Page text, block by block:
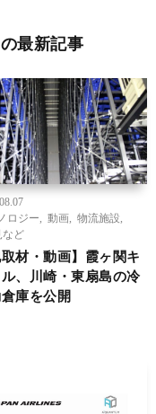
最新記事
ロジー
動画 物流施設
など
取材・動画】霞ヶ関キ
、川崎・東扇島の冷
庫を公開